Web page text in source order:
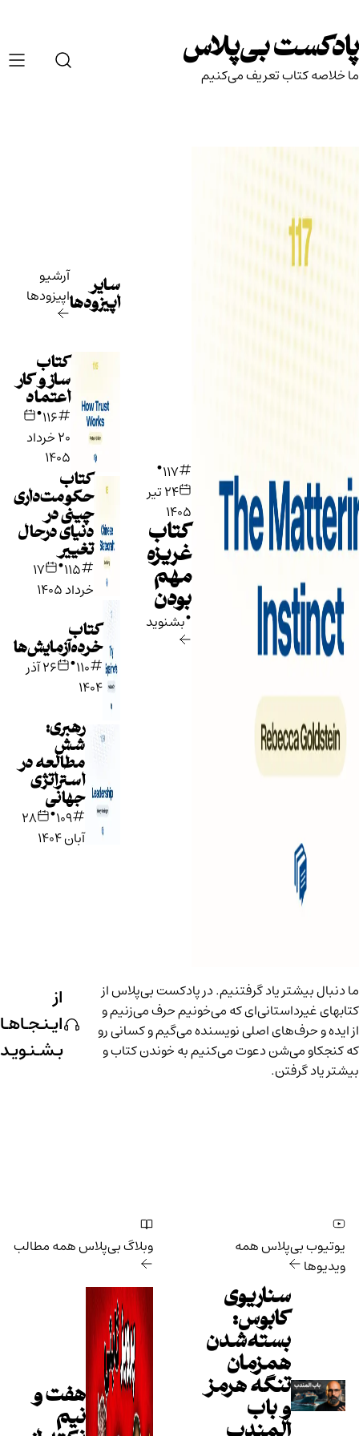
to
content
پادکست بی‌پلاس
ما خلاصه کتاب تعریف می‌کنیم
117
•
۲۴ تیر
۱۴۰۵
کتاب
غریزه
مهم
بودن
•بشنوید
سایر
اپیزودها
آرشیو
اپیزودها
کتاب
ساز و کار
اعتماد
116
•
۲۰ خرداد
۱۴۰۵
کتاب
حکومت‌داری
چینی در
دنیای درحال
تغییر
115
• ۱۷
خرداد ۱۴۰۵
کتاب
خرده‌آزمایش‌ها
110
•
۲۶ آذر
۱۴۰۴
رهبری:
شش
مطالعه در
استراتژی
جهانی
109
• ۲۸
آبان ۱۴۰۴
ما دنبال بیشتر یاد گرفتنیم. در پادکست بی‌پلاس از
کتابهای غیرداستانی‌ای که می‌خونیم حرف می‌زنیم و
از ایده‌ و حرف‌های اصلی نویسنده می‌گیم و کسانی رو
که کنجکاو می‌شن دعوت می‌کنیم به خوندن کتاب و
بیشتر یاد گرفتن.
از
اینجاها
بشنوید
یوتیوب بی‌پلاسهمه
ویدیوها
سناریوی
کابوس:
بسته‌شدن
همزمان
تنگه هرمز
و باب
وبلاگ بی‌پلاسهمه مطالب
هفت و
نیم